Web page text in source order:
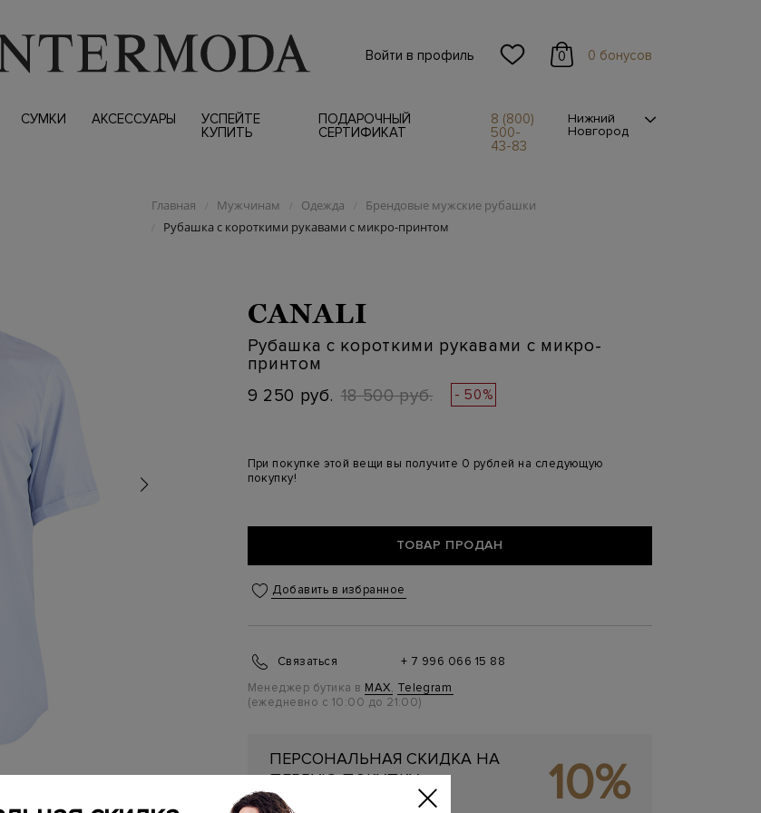
Войти в профиль 0 0 бонусов
СУМКИ АКСЕССУАРЫ
УСПЕЙТЕ
КУПИТЬ
ПОДАРОЧНЫЙ
СЕРТИФИКАТ
8 (800)
500-
43-83
Нижний
Новгород
Главная / Мужчинам / Одежда / Брендовые мужские рубашки
/ Рубашка с короткими рукавами с микро-принтом
CANALI
Рубашка с короткими рукавами с микро-
принтом
9 250 руб. 18 500 руб. - 50%
При покупке этой вещи вы получите 0 рублей на следующую
покупку!
ТОВАР ПРОДАН
Добавить в избранное
Связаться
+ 7 996 066 15 88
Менеджер бутика в MAX, Telegram
(ежедневно с 10:00 до 21:00)
ПЕРСОНАЛЬНАЯ СКИДКА НА
ПЕРВУЮ ПОКУПКУ
Подробнее 10%